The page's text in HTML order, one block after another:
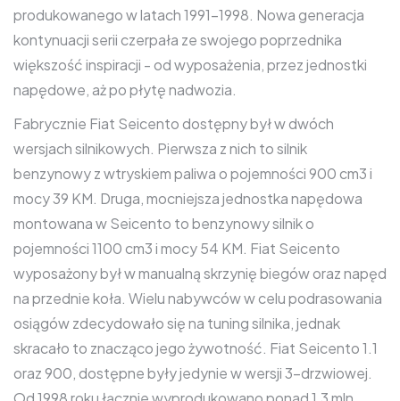
produkowanego w latach 1991-1998. Nowa generacja
kontynuacji serii czerpała ze swojego poprzednika
większość inspiracji - od wyposażenia, przez jednostki
napędowe, aż po płytę nadwozia.
Fabrycznie Fiat Seicento dostępny był w dwóch
wersjach silnikowych. Pierwsza z nich to silnik
benzynowy z wtryskiem paliwa o pojemności 900 cm3 i
mocy 39 KM. Druga, mocniejsza jednostka napędowa
montowana w Seicento to benzynowy silnik o
pojemności 1100 cm3 i mocy 54 KM. Fiat Seicento
wyposażony był w manualną skrzynię biegów oraz napęd
na przednie koła. Wielu nabywców w celu podrasowania
osiągów zdecydowało się na tuning silnika, jednak
skracało to znacząco jego żywotność. Fiat Seicento 1.1
oraz 900, dostępne były jedynie w wersji 3-drzwiowej.